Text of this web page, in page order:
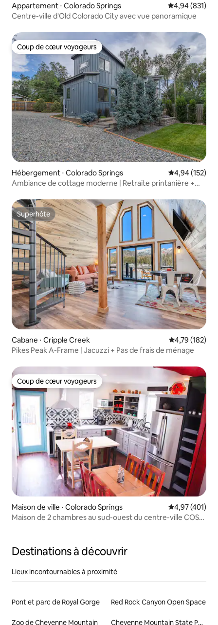
Appartement ⋅ Colorado Springs Évaluation
4,94 (831)
Centre-ville d'Old Colorado City avec vue panoramique
Coup de cœur voyageurs
Coup de cœur voyageurs
Hébergement ⋅ Colorado Springs Évaluation
4,94 (152)
Ambiance de cottage moderne | Retraite printanière +
Superhôte
Superhôte
Cabane ⋅ Cripple Creek Évaluation
4,79 (182)
Pikes Peak A-Frame | Jacuzzi + Pas de frais de ménage
Coup de cœur voyageurs
Coup de cœur voyageurs
Maison de ville ⋅ Colorado Springs Évaluation
4,97 (401)
Maison de 2 chambres au sud-ouest du centre-ville COS
Destinations à découvrir
Lieux incontournables à proximité
Pont et parc de Royal Gorge Red Rock Canyon Open Space
Zoo de Cheyenne Mountain Cheyenne Mountain State Park